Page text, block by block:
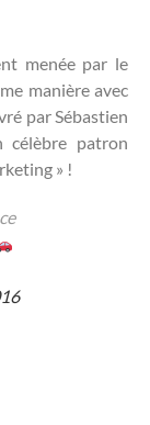
menée par le
manière avec
par Sébastien
célèbre patron
» !